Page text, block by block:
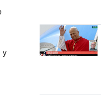
y